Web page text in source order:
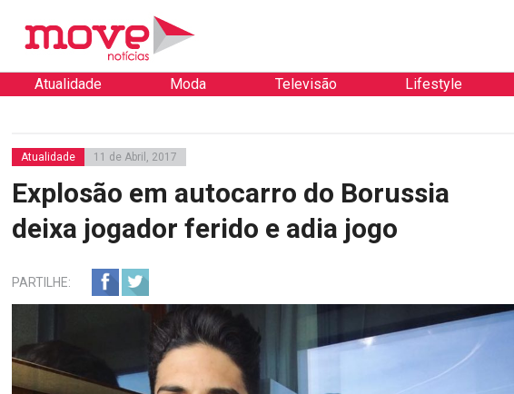
Atualidade Moda Televisão Lifestyle
Atualidade 11 de Abril, 2017
Explosão em autocarro do Borussia
deixa jogador ferido e adia jogo
PARTILHE: